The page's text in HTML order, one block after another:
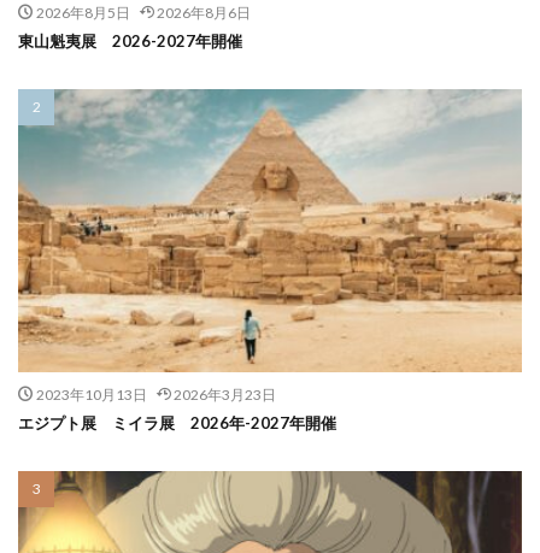
2026年8月5日 2026年8月6日
東山魁夷展 2026-2027年開催
2023年10月13日 2026年3月23日
エジプト展 ミイラ展 2026年-2027年開催